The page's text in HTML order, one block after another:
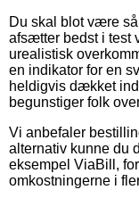
Du skal blot være
afsætter bedst i test
urealistisk
en indikator for en
heldigvis dækket
begunstiger folk
Vi anbefaler
alternativ kunne du
eksempel ViaBill,
omkostningerne i